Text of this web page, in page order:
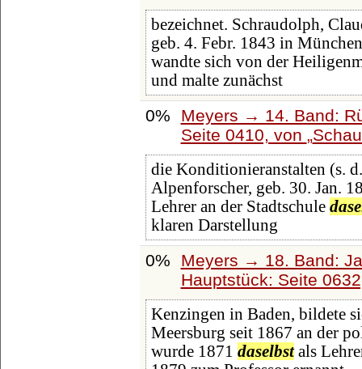
bezeichnet. Schraudolph,
geb. 4. Febr. 1843 in
wandte sich von der
und malte zunächst
0%
Meyers → 14. Band:
Seite 0410, von
die Konditionieranstalten (s.
Alpenforscher, geb. 30. Jan.
Lehrer an der Stadtschule
klaren Darstellung
0%
Meyers → 18. Band:
Hauptstück: Seite
Kenzingen in Baden, bildete
Meersburg seit 1867 an der
wurde 1871 daselbstals